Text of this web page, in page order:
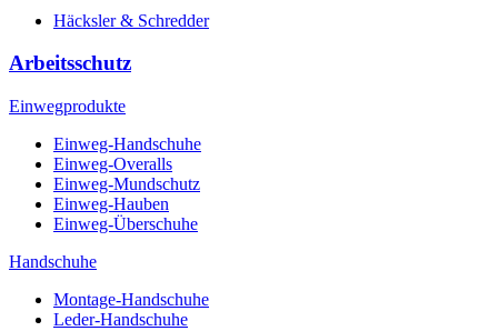
Häcksler & Schredder
Arbeitsschutz
Einwegprodukte
Einweg-Handschuhe
Einweg-Overalls
Einweg-Mundschutz
Einweg-Hauben
Einweg-Überschuhe
Handschuhe
Montage-Handschuhe
Leder-Handschuhe